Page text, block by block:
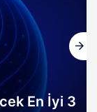
En İyi 3